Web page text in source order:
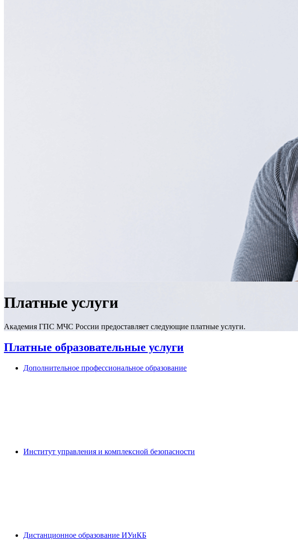
Платные услуги
Академия ГПС МЧС России предоставляет следующие платные услуги.
Платные образовательные услуги
Дополнительное профессиональное образование
Институт управления и комплексной безопасности
Дистанционное образование ИУиКБ